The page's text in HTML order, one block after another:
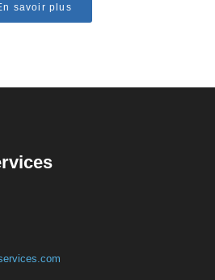
savoir plus